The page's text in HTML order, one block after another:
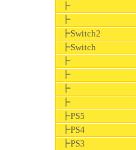
┣
┣
┣Switch2
┣Switch
┣
┣
┣
┣
┣PS5
┣PS4
┣PS3